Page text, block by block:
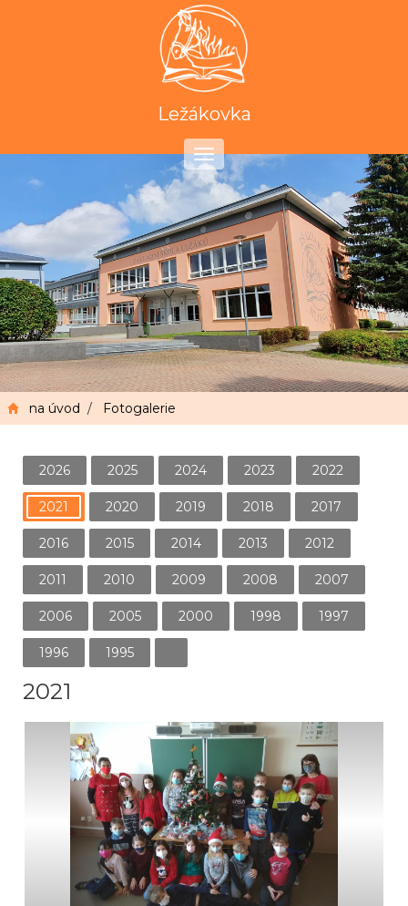
Ležákovka
Toggle
navigation
na úvod / Fotogalerie
2026 2025 2024 2023 2022
2021 2020 2019 2018 2017
2016 2015 2014 2013 2012
2011 2010 2009 2008 2007
2006 2005 2000 1998 1997
1996 1995
2021